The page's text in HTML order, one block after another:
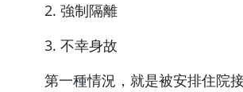
2. 強制隔離
3. 不幸身故
第一種情況，就是被安排住院